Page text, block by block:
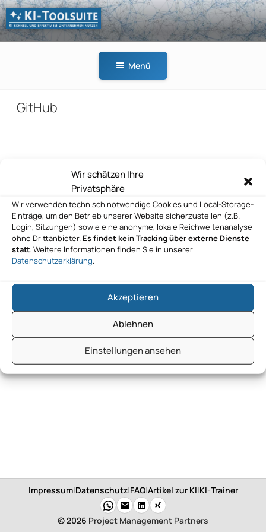
Wir schätzen Ihre
Privatsphäre
Wir verwenden technisch notwendige Cookies und Local-Storage-
Einträge, um den Betrieb unserer Website sicherzustellen (z.B.
Login, Sitzungen) sowie eine anonyme, lokale Reichweitenanalyse
ohne Drittanbieter. Es findet kein Tracking über externe Dienste
statt. Weitere Informationen finden Sie in unserer
Datenschutzerklärung.
Akzeptieren
Ablehnen
Einstellungen ansehen
Zum
Inhalt
springen
KI-
Menü
GitHub
Beitragsnavigation
Nächster
Beitrag
WEITER
GitHub
Impressum|Datenschutz|FAQ|Artikel zur KI|KI-Trainer
© 2026 Project Management Partners